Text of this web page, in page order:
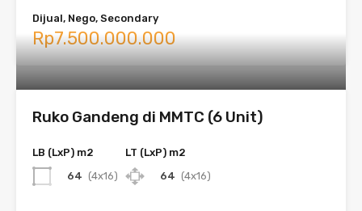
Dijual, Nego, Secondary
Rp7.500.000.000
Ruko Gandeng di MMTC (6 Unit)
LB (LxP) m2
64 (4x16)
LT (LxP) m2
64 (4x16)